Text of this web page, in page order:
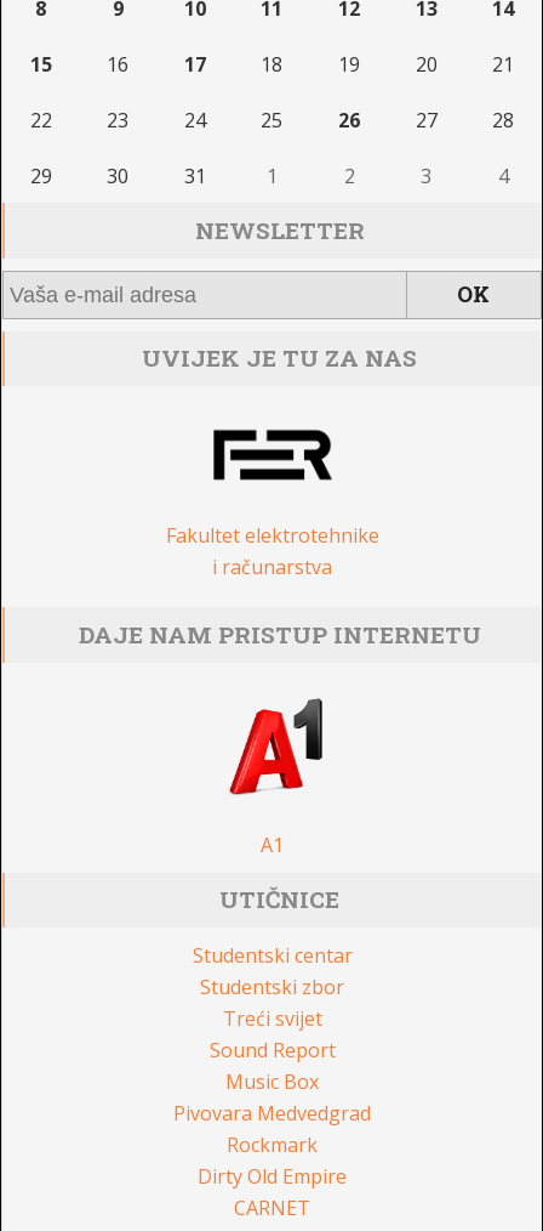
8 9 10 11 12 13 14
15 16 17 18 19 20 21
22 23 24 25 26 27 28
29 30 31 1 2 3 4
NEWSLETTER
UVIJEK JE TU ZA NAS
Fakultet elektrotehnike
i računarstva
DAJE NAM PRISTUP INTERNETU
A1
UTIČNICE
Studentski centar
Studentski zbor
Treći svijet
Sound Report
Music Box
Pivovara Medvedgrad
Rockmark
Dirty Old Empire
CARNET